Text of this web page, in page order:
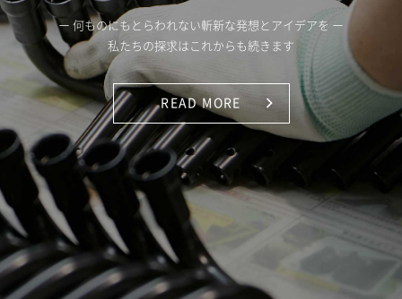
ー 何ものにもとらわれない斬新な発想とアイデアを ー
私たちの探求はこれからも続きます
READ MORE